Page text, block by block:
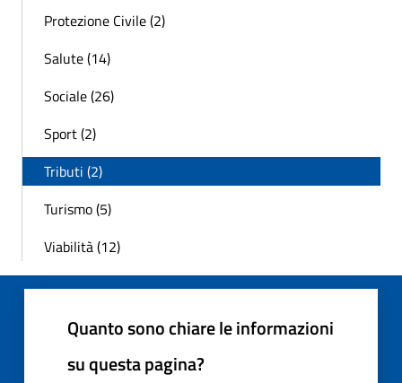
Protezione Civile (2)
Salute (14)
Sociale (26)
Sport (2)
Tributi (2)
Turismo (5)
Viabilità (12)
Quanto sono chiare le informazioni
su questa pagina?